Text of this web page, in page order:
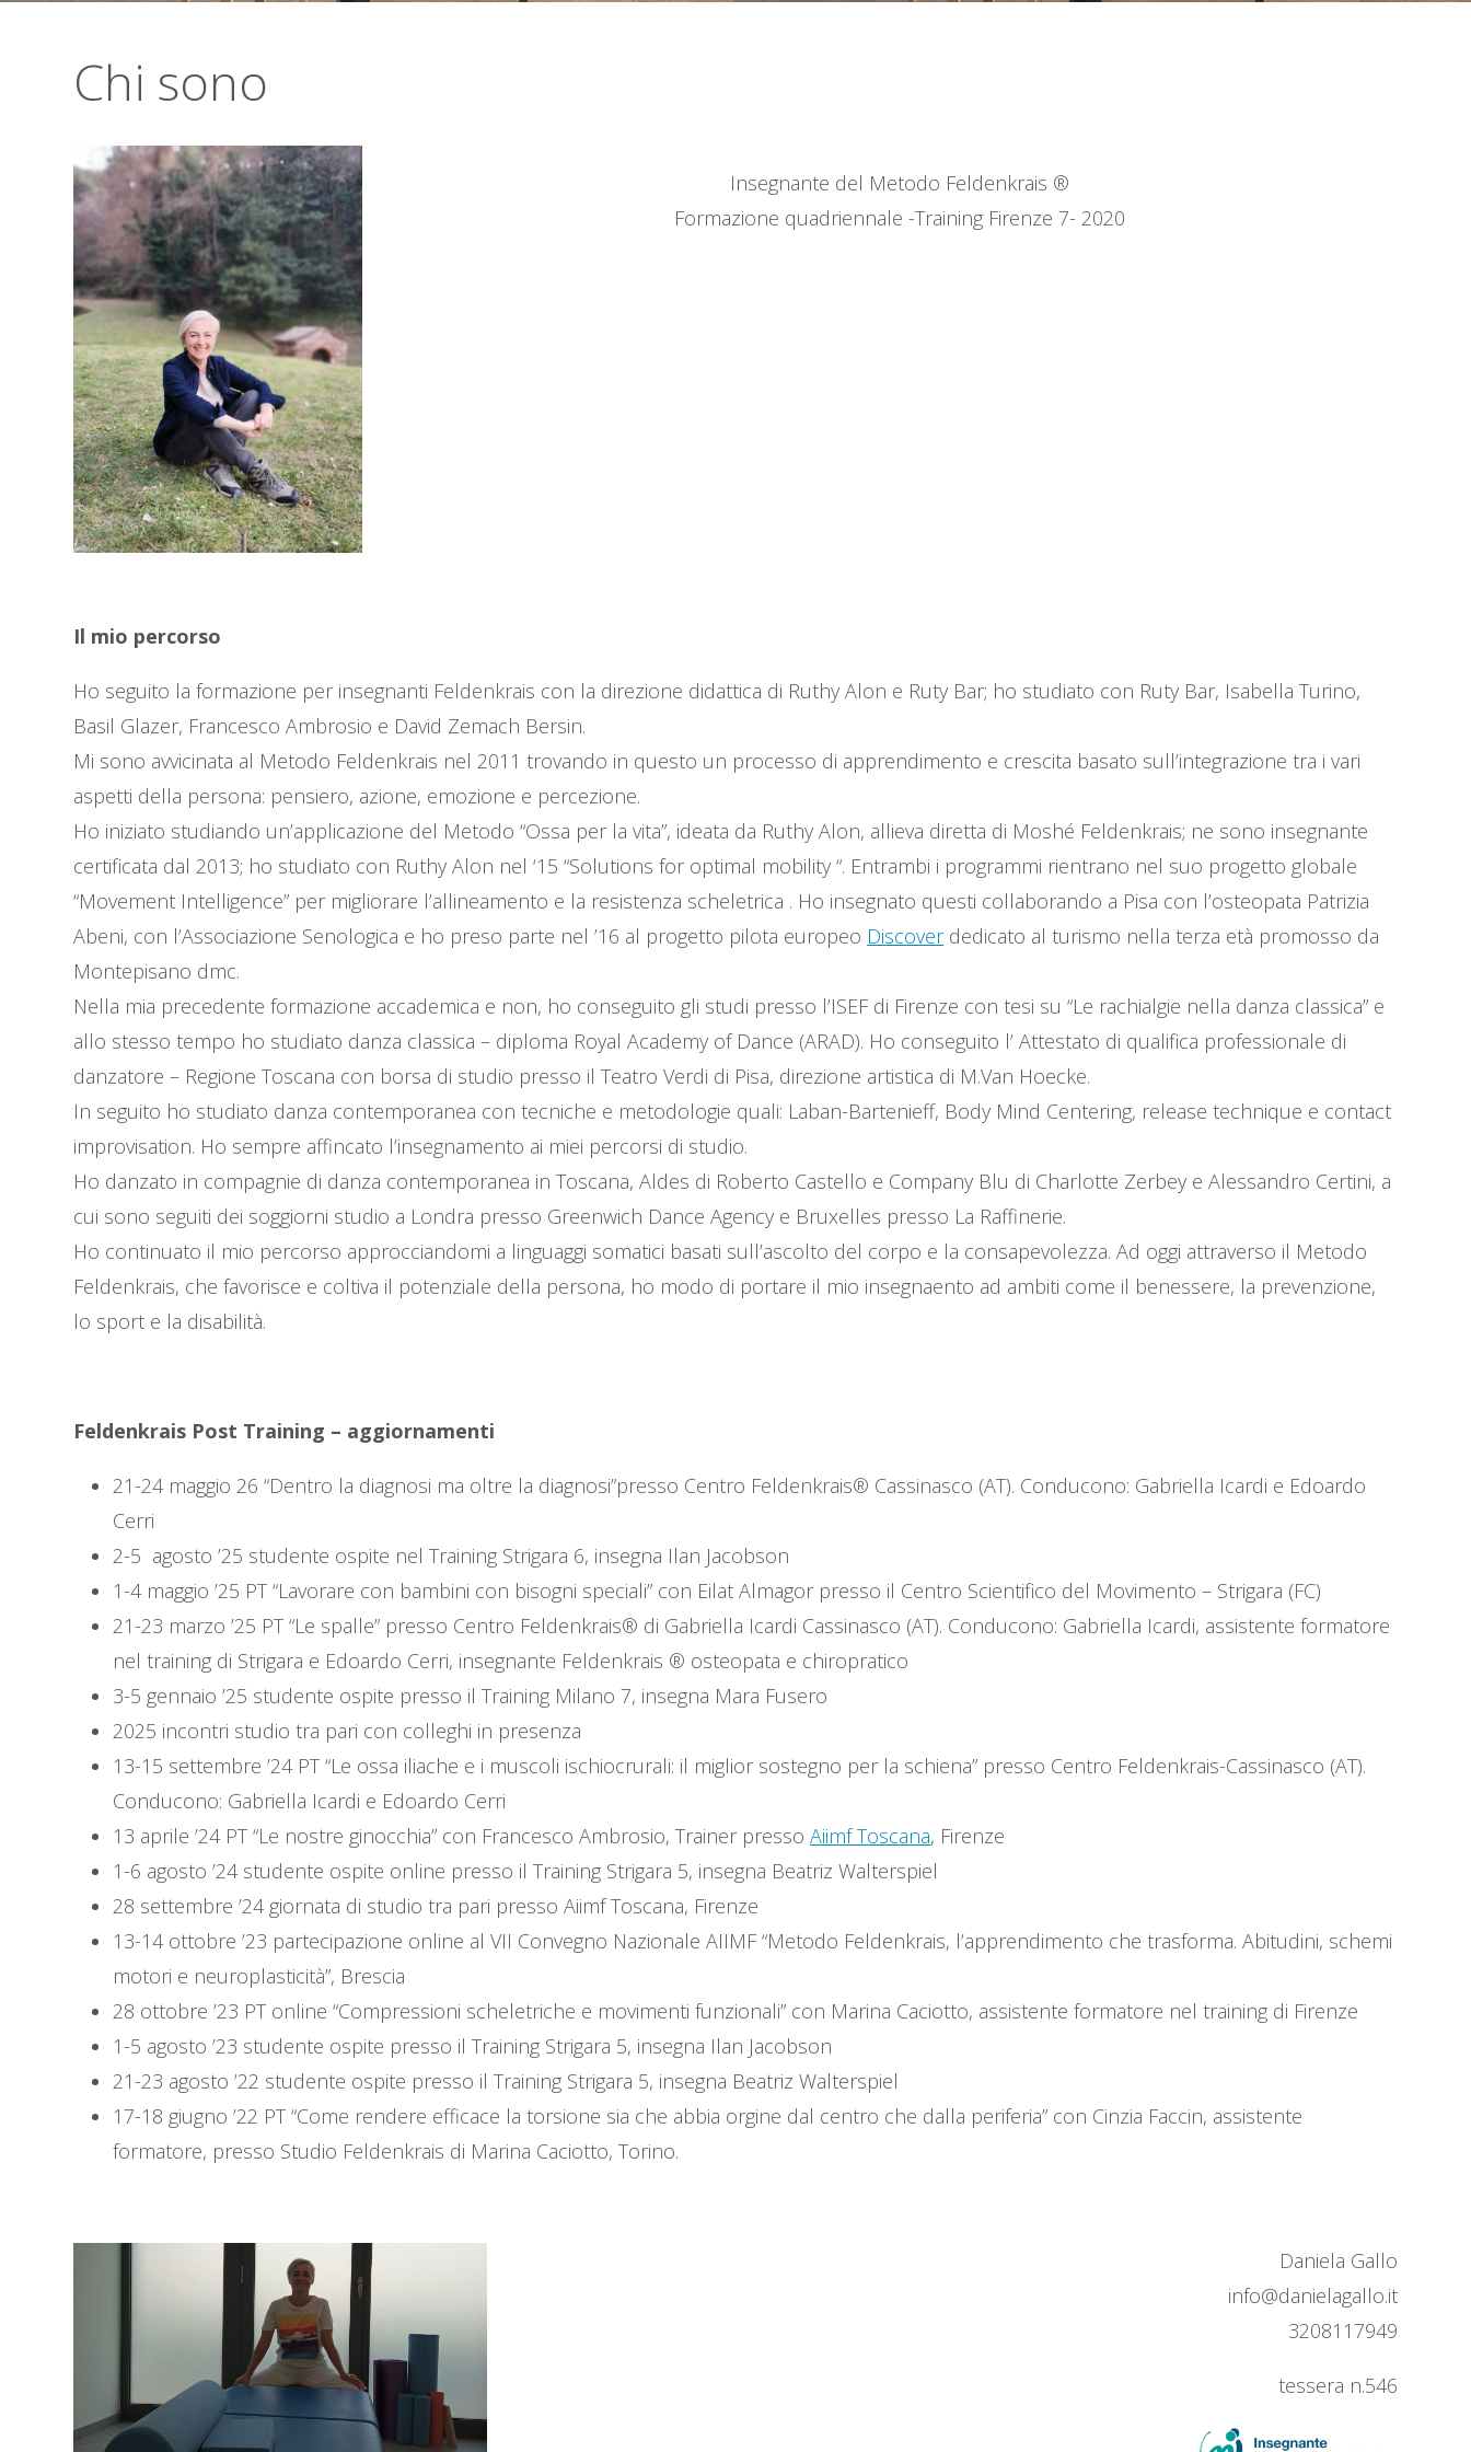
Chi sono
Insegnante del Metodo Feldenkrais ®
Formazione quadriennale -Training Firenze 7- 2020
Il mio percorso
Ho seguito la formazione per insegnanti Feldenkrais con la direzione didattica di Ruthy Alon e Ruty Bar; ho studiato con Ruty Bar, Isabella Turino,
Basil Glazer, Francesco Ambrosio e David Zemach Bersin.
Mi sono avvicinata al Metodo Feldenkrais nel 2011 trovando in questo un processo di apprendimento e crescita basato sull’integrazione tra i vari
aspetti della persona: pensiero, azione, emozione e percezione.
Ho iniziato studiando un’applicazione del Metodo “Ossa per la vita”, ideata da Ruthy Alon, allieva diretta di Moshé Feldenkrais; ne sono insegnante
certificata dal 2013; ho studiato con Ruthy Alon nel ‘15 “Solutions for optimal mobility “. Entrambi i programmi rientrano nel suo progetto globale
“Movement Intelligence” per migliorare l’allineamento e la resistenza scheletrica . Ho insegnato questi collaborando a Pisa con l’osteopata Patrizia
Abeni, con l’Associazione Senologica e ho preso parte nel ’16 al progetto pilota europeo Discoverdedicato al turismo nella terza età promosso da
Montepisano dmc.
Nella mia precedente formazione accademica e non, ho conseguito gli studi presso l’ISEF di Firenze con tesi su “Le rachialgie nella danza classica” e
allo stesso tempo ho studiato danza classica – diploma Royal Academy of Dance (ARAD). Ho conseguito l’ Attestato di qualifica professionale di
danzatore – Regione Toscana con borsa di studio presso il Teatro Verdi di Pisa, direzione artistica di M.Van Hoecke.
In seguito ho studiato danza contemporanea con tecniche e metodologie quali: Laban-Bartenieff, Body Mind Centering, release technique e contact
improvisation. Ho sempre affincato l’insegnamento ai miei percorsi di studio.
Ho danzato in compagnie di danza contemporanea in Toscana, Aldes di Roberto Castello e Company Blu di Charlotte Zerbey e Alessandro Certini, a
cui sono seguiti dei soggiorni studio a Londra presso Greenwich Dance Agency e Bruxelles presso La Raffinerie.
Ho continuato il mio percorso approcciandomi a linguaggi somatici basati sull’ascolto del corpo e la consapevolezza. Ad oggi attraverso il Metodo
Feldenkrais, che favorisce e coltiva il potenziale della persona, ho modo di portare il mio insegnaento ad ambiti come il benessere, la prevenzione,
lo sport e la disabilità.
Feldenkrais Post Training – aggiornamenti
21-24 maggio 26 “Dentro la diagnosi ma oltre la diagnosi”presso Centro Feldenkrais® Cassinasco (AT). Conducono: Gabriella Icardi e Edoardo
Cerri
2-5 agosto ’25 studente ospite nel Training Strigara 6, insegna Ilan Jacobson
1-4 maggio ’25 PT “Lavorare con bambini con bisogni speciali” con Eilat Almagor presso il Centro Scientifico del Movimento – Strigara (FC)
21-23 marzo ’25 PT “Le spalle” presso Centro Feldenkrais® di Gabriella Icardi Cassinasco (AT). Conducono: Gabriella Icardi, assistente formatore
nel training di Strigara e Edoardo Cerri, insegnante Feldenkrais ® osteopata e chiropratico
3-5 gennaio ’25 studente ospite presso il Training Milano 7, insegna Mara Fusero
2025 incontri studio tra pari con colleghi in presenza
13-15 settembre ’24 PT “Le ossa iliache e i muscoli ischiocrurali: il miglior sostegno per la schiena” presso Centro Feldenkrais-Cassinasco (AT).
Conducono: Gabriella Icardi e Edoardo Cerri
13 aprile ’24 PT “Le nostre ginocchia” con Francesco Ambrosio, Trainer pressoAiimf Toscana, Firenze
1-6 agosto ’24 studente ospite online presso il Training Strigara 5, insegna Beatriz Walterspiel
28 settembre ’24 giornata di studio tra pari presso Aiimf Toscana, Firenze
13-14 ottobre ’23 partecipazione online al VII Convegno Nazionale AIIMF “Metodo Feldenkrais, l’apprendimento che trasforma. Abitudini, schemi
motori e neuroplasticità”, Brescia
28 ottobre ’23 PT online “Compressioni scheletriche e movimenti funzionali” con Marina Caciotto, assistente formatore nel training di Firenze
1-5 agosto ’23 studente ospite presso il Training Strigara 5, insegna Ilan Jacobson
21-23 agosto ’22 studente ospite presso il Training Strigara 5, insegna Beatriz Walterspiel
17-18 giugno ’22 PT “Come rendere efficace la torsione sia che abbia orgine dal centro che dalla periferia” con Cinzia Faccin, assistente
formatore, presso Studio Feldenkrais di Marina Caciotto, Torino.
Daniela Gallo
info@danielagallo.it
3208117949
tessera n.546